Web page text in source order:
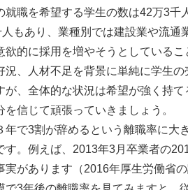
就職を希望する学生の数は42万3
もあり、業種別では建設業や流
欲的に採用を増やそうとしているこ
況、人材不足を背景に単純に学生
が、全体的な状況は希望が強く持
を信じて頑張っていきましょう。
年で3割が辞めるという離職率に大
す。例えば、2013年3月卒業者の
実があります（2016年厚生労働省の